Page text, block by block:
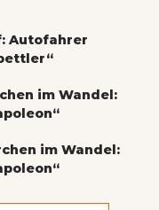
Autofahrer
im Wandel:
im Wandel: